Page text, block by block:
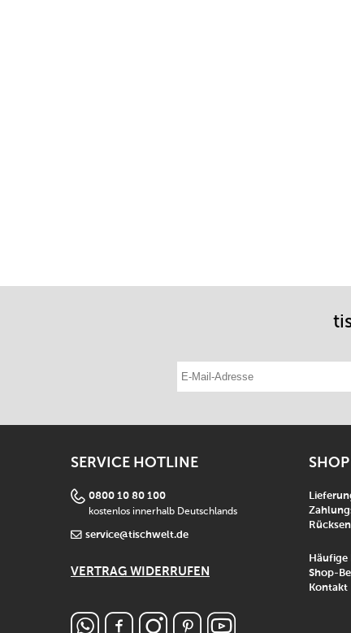
E-Mail-Adresse eintragen
SERVICE HOTLINE
0800 10 80 100
kostenlos innerhalb Deutschlands
service@tischwelt.de
VERTRAG WIDERRUFEN
SHOP
Häufige
Shop-
Kontakt